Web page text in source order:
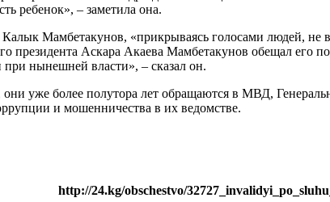
ребенок», – заметила она.
Мамбетакунов, «прикрываясь голосами людей,
Аскара Акаева Мамбетакунов обещал его
нынешней власти», – сказал он.
уже более полутора лет обращаются в МВД,
и мошенничества в их ведомстве.
http://24.kg/obschestvo/